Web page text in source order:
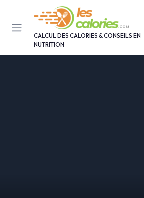
CALCUL DES CALORIES & CONSEILS EN
NUTRITION
Panneau de gestion des cookies